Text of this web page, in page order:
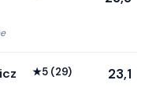
★5 (29) 23,1